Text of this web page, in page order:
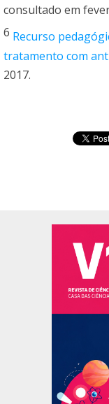
consultado em
6 Recurso
tratamento com
2017.